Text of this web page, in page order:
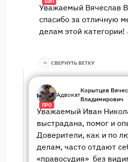
ВИП
Уважаемый Вячеслав
спасибо за отличную
делам этой категории!
СВЕРНУТЬ ВЕТКУ
ПРО
Адвокат
Корытцев
Владимирович
Уважаемый Иван
выстрадана, помог и
Доверители, как и по
делам, часто отдают
«правосудия» без